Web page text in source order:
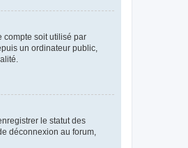
compte soit utilisé par
un ordinateur public,
le statut des
déconnexion au forum,